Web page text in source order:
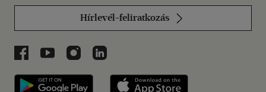
Hírlevél-feliratkozás
Libri a Facebookon
Libri a Youtube-on
Libri az Instagramon
Libri a LinkedInen
Libri applikáció Szerezd meg: Google